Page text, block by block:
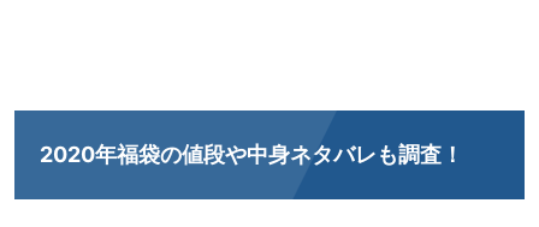
2020年福袋の値段や中身ネタバレも調査！